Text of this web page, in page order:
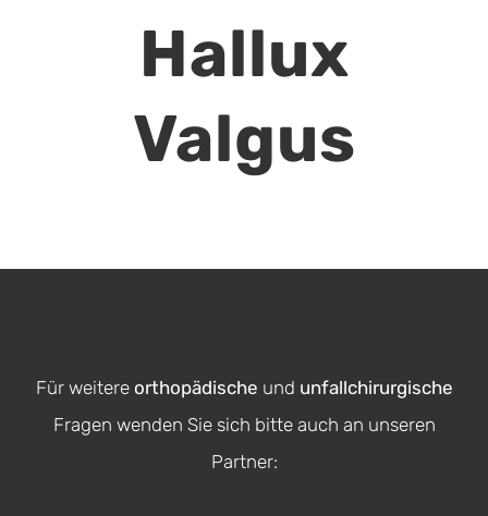
Hallux
Valgus
Für weitere orthopädische und unfallchirurgische
Fragen wenden Sie sich bitte auch an unseren
Partner: